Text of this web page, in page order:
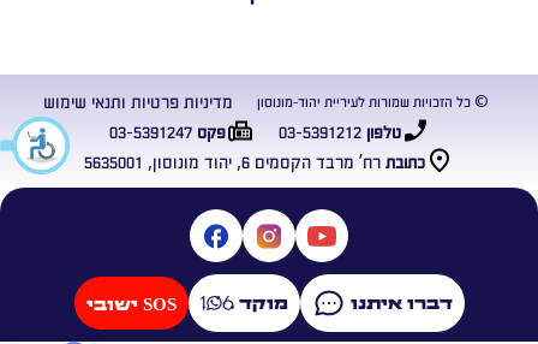
כתובת רח’ מרבד הקסמים 6, יהוד מונוסון, 5635001
טלפון03-5391212 פקס03-5391247
© כל הזכויות שמורות לעיריית יהוד-מונוסון מדיניות פרטיות ותנאי שימוש
דברו איתנו מוקד SOS ישובי